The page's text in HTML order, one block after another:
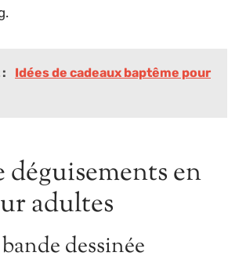
Idées de cadeaux baptême pour
déguisements en
adultes
dessinée